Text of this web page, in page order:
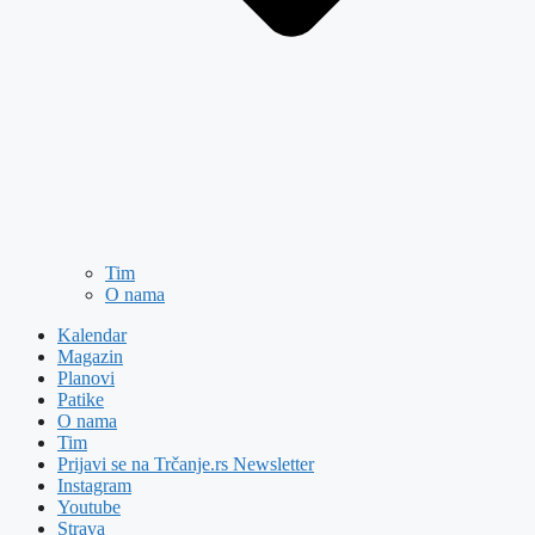
Tim
O nama
Kalendar
Magazin
Planovi
Patike
O nama
Tim
Prijavi se na Trčanje.rs Newsletter
Instagram
Youtube
Strava